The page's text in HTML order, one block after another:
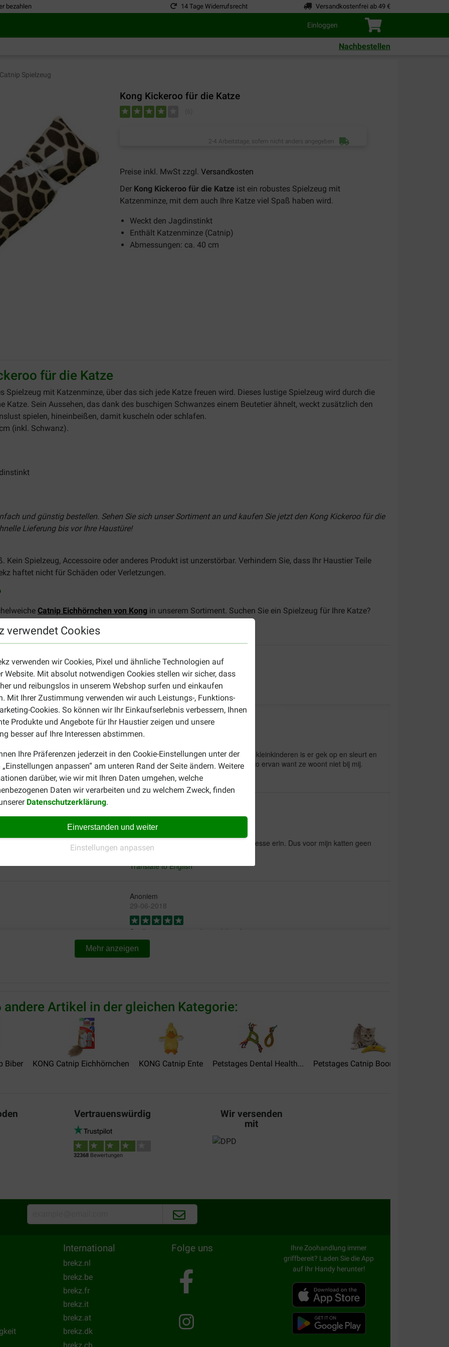
bezahlen 14 Tage Widerrufsrecht Versandkostenfrei ab 49 €
Einloggen
Nachbestellen
verwendet Cookies
verwenden wir Cookies, Pixel und ähnliche Technologien auf
Website. Mit absolut notwendigen Cookies stellen wir sicher, dass
und reibungslos in unserem Webshop surfen und einkaufen
Mit Ihrer Zustimmung verwenden wir auch Leistungs-, Funktions-
Cookies. So können wir Ihr Einkaufserlebnis verbessern, Ihnen
Produkte und Angebote für Ihr Haustier zeigen und unsere
besser auf Ihre Interessen abstimmen.
Ihre Präferenzen jederzeit in den Cookie-Einstellungen unter der
„Einstellungen anpassen“ am unteren Rand der Seite ändern. Weitere
darüber, wie wir mit Ihren Daten umgehen, welche
Daten wir verarbeiten und zu welchem Zweck, finden
Datenschutzerklärung.
Einverstanden und weiter
Einstellungen anpassen
Catnip Spielzeug
Kong Kickeroo für die Katze
2-4 Arbeitstage, sofern nicht anders angegeben
Preise inkl. MwSt zzgl. Versandkosten
Der Kong Kickeroo für die Katze ist ein robustes Spielzeug mit
Katzenminze, mit dem auch Ihre Katze viel Spaß haben wird.
Weckt den Jagdinstinkt
Enthält Katzenminze (Catnip)
Abmessungen: ca. 40 cm
für die Katze
Spielzeug mit Katzenminze, über das sich jede Katze freuen wird. Dieses lustige Spielzeug wird durch die
Katze. Sein Aussehen, das dank des buschigen Schwanzes einem Beutetier ähnelt, weckt zusätzlich den
spielen, hineinbeißen, damit kuscheln oder schlafen.
(inkl. Schwanz).
und günstig bestellen. Sehen Sie sich unser Sortiment an und kaufen Sie jetzt den Kong Kickeroo für die
Lieferung bis vor Ihre Haustüre!
Kein Spielzeug, Accessoire oder anderes Produkt ist unzerstörbar. Verhindern Sie, dass Ihr Haustier Teile
haftet nicht für Schäden oder Verletzungen.
Catnip Eichhörnchen von Kong in unserem Sortiment. Suchen Sie ein Spielzeug für Ihre Katze?
für Katzenspielzeug
interesiert sich " überhaupt
V. Peeters - België
14-09-2022
Heel leuk speeltje, de raspoes van mijn kleinkinderen is er gek op en sleurt en
zwiert er lustig meer rond. Heb geen foto ervan want ze woont niet bij mij.
Translate to English
08-09-2020
1 van men 3 katten heeft af en toe interesse erin. Dus voor mijn katten geen
hoogvlieger.
Translate to English
Anoniem
29-06-2018
Snelle service en goede produkten!
Translate to English
Mehr anzeigen
andere Artikel in der gleichen Kategorie:
Biber KONG Catnip Eichhörnchen KONG Catnip Ente Petstages Dental Health... Petstages Catnip Boomerang...
Vertrauenswürdig
32368Bewertungen
Wir versenden
mit
International
brekz.nl
brekz.be
brekz.fr
brekz.it
brekz.at
brekz.dk
brekz.ch
Folge uns
Ihre Zoohandlung immer
griffbereit? Laden Sie die App
auf Ihr Handy herunter!